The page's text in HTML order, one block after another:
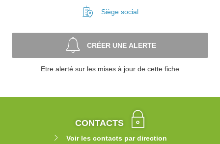
Siège social
CRÉER UNE ALERTE
Etre alerté sur les mises à jour de cette fiche
CONTACTS
Voir les contacts par direction